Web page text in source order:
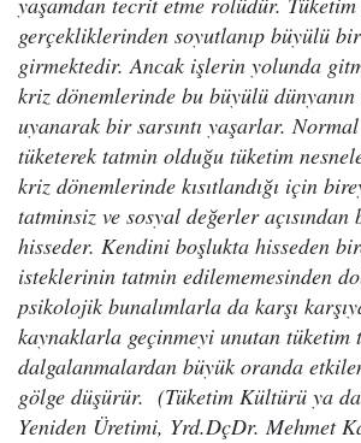
gerçekliklerinden soyutlanıp büyülü
girmektedir. Ancak işlerin yolunda
kriz dönemlerinde bu büyülü
uyanarak bir sarsıntı yaşarlar.
tüketerek tatmin olduğu tüketim
kriz dönemlerinde kısıtlandığı için
tatminsiz ve sosyal değerler
hisseder. Kendini boşlukta hisseden
isteklerinin tatmin edilememesinden
psikolojik bunalımlarla da karşı
kaynaklarla geçinmeyi unutan tüketim
dalgalanmalardan büyük oranda
gölge düşürür. (Tüketim Kültürü ya
Yeniden Üretimi, Yrd.DçDr. Mehmet